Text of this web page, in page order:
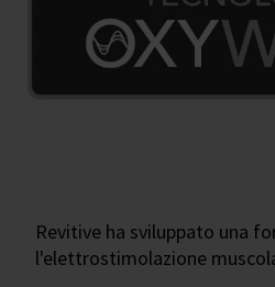
Revitive ha sviluppato una
l'elettrostimolazione